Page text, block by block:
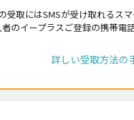
受取にはSMSが受け取れるス
のイープラスご登録の携帯電
詳しい受取方法の